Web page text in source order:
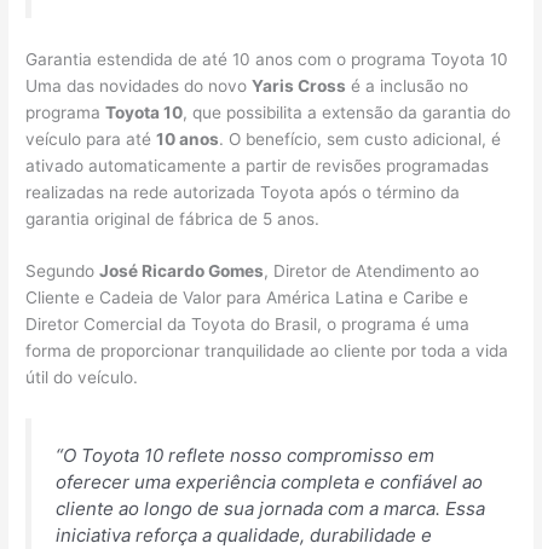
Garantia estendida de até 10 anos com o programa Toyota 10
Uma das novidades do novoYaris Cross é a inclusão no
programaToyota 10, que possibilita a extensão da garantia do
veículo para até10 anos. O benefício, sem custo adicional, é
ativado automaticamente a partir de revisões programadas
realizadas na rede autorizada Toyota após o término da
garantia original de fábrica de 5 anos.
SegundoJosé Ricardo Gomes, Diretor de Atendimento ao
Cliente e Cadeia de Valor para América Latina e Caribe e
Diretor Comercial da Toyota do Brasil, o programa é uma
forma de proporcionar tranquilidade ao cliente por toda a vida
útil do veículo.
“O Toyota 10 reflete nosso compromisso em
oferecer uma experiência completa e confiável ao
cliente ao longo de sua jornada com a marca. Essa
iniciativa reforça a qualidade, durabilidade e